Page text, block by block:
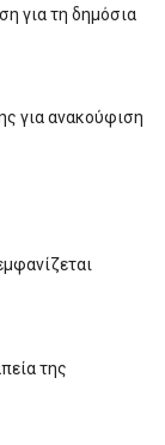
για τη δημόσια
για ανακούφιση
της